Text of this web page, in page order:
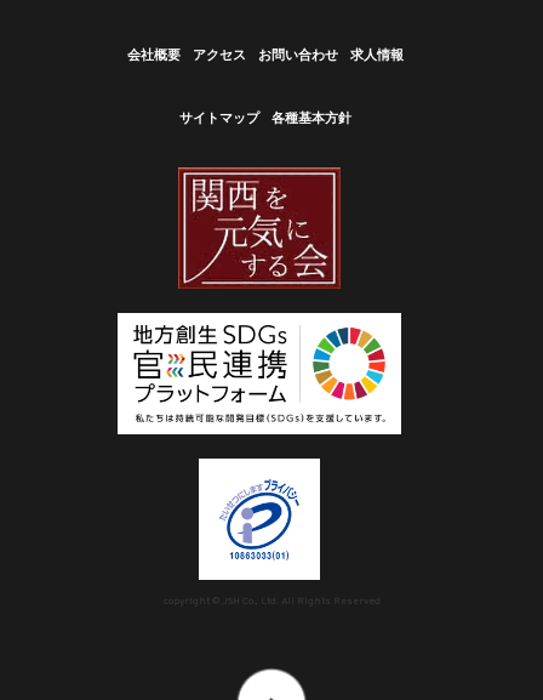
会社概要 アクセス お問い合わせ 求人情報
サイトマップ 各種基本方針
copyright © JSH Co., Ltd. All Rights Reserved